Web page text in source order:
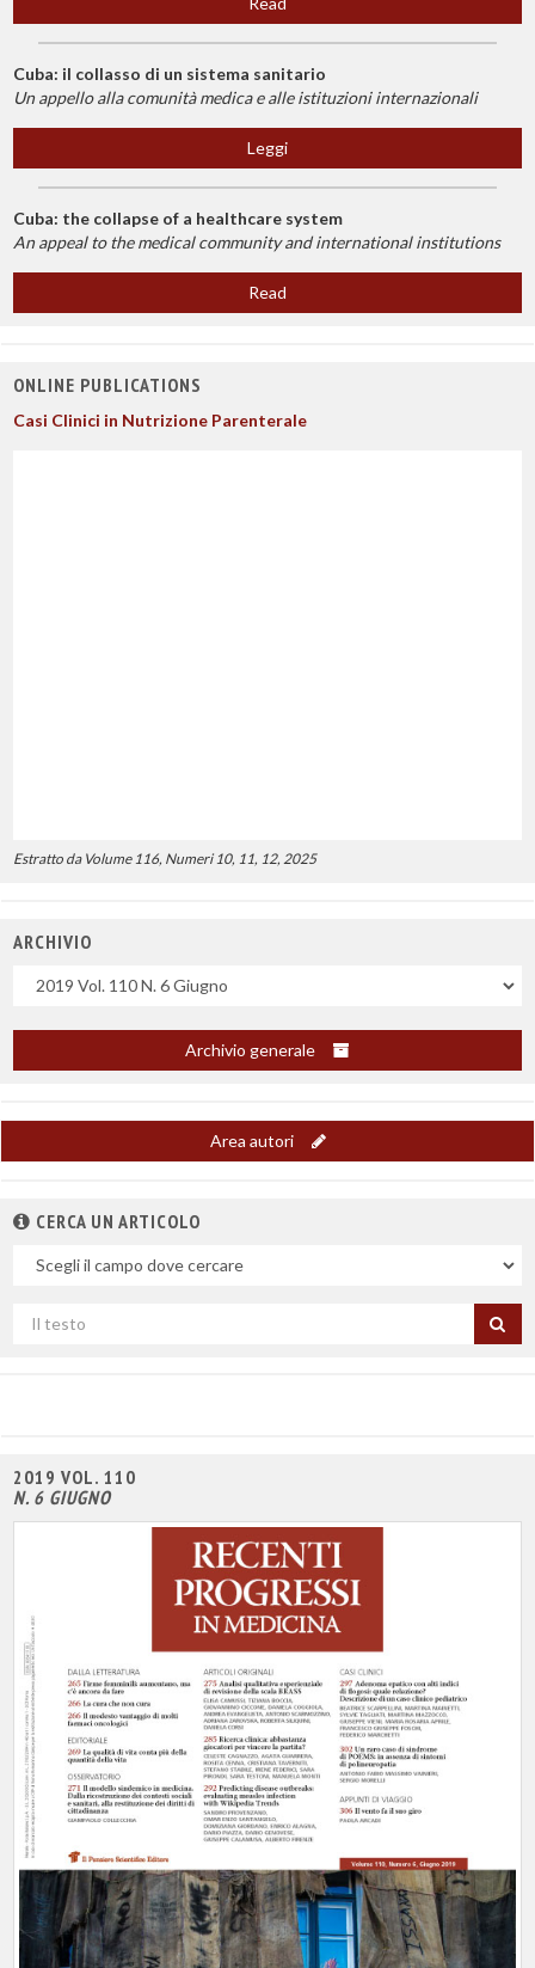
Cuba: il collasso di un sistema sanitario
Un appello alla comunità medica e alle istituzioni internazionali
Leggi
Cuba: the collapse of a healthcare system
An appeal to the medical community and international institutions
Read
ONLINE PUBLICATIONS
Casi Clinici in Nutrizione Parenterale
Estratto da Volume 116, Numeri 10, 11, 12, 2025
ARCHIVIO
Uscite
Archivio generale
Area autori
CERCA UN ARTICOLO
Nel
Cerca
2019 VOL. 110
N. 6 GIUGNO